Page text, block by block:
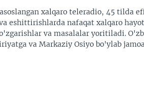
xalqaro teleradio, 45 tilda
eshittirishlarda nafaqat xalqaro
va masalalar yoritiladi.
va Markaziy Osiyo bo'ylab